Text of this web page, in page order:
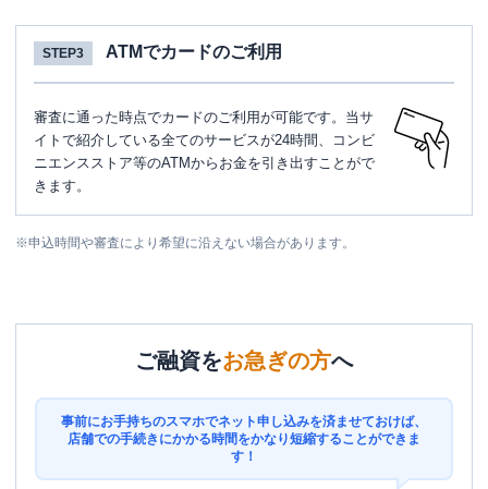
STEP3 ATMでカードのご利用
審査に通った時点でカードのご利用が可能です。当サ
イトで紹介している全てのサービスが24時間、コンビ
ニエンスストア等のATMからお金を引き出すことがで
きます。
※申込時間や審査により希望に沿えない場合があります。
ご融資をお急ぎの方へ
事前にお手持ちのスマホでネット申し込みを済ませておけば、
店舗での手続きにかかる時間をかなり短縮することができま
す！